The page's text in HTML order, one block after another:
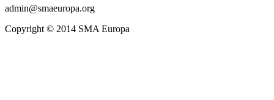
admin@smaeuropa.org
Copyright © 2014 SMA Europa